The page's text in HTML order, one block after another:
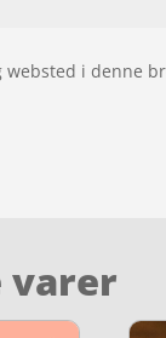
websted i denne
varer